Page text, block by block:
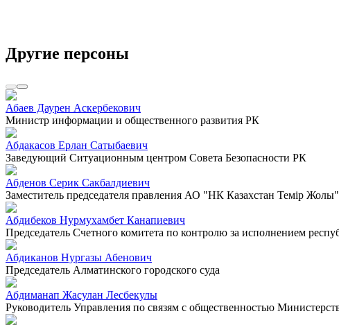
Другие персоны
Абаев Даурен Аскербекович
Министр информации и общественного развития РК
Абдакасов Ерлан Сатыбаевич
Заведующий Ситуационным центром Совета Безопасности РК
Абденов Серик Сакбалдиевич
Заместитель председателя правления АО "НК Казахстан Темiр Жолы"
Абдибеков Нурмухамбет Канапиевич
Председатель Счетного комитета по контролю за исполнением
Абдиканов Нургазы Абенович
Председатель Алматинского городского суда
Абдиманап Жасулан Лесбекулы
Руководитель Управления по связям с общественностью